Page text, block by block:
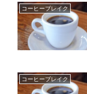
コーヒーブレイク
コーヒーブレイク